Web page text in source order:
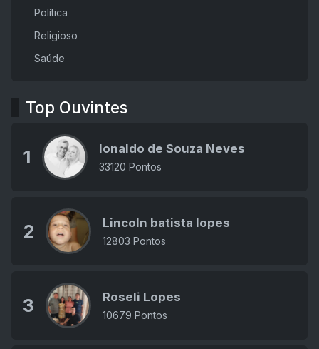
Política
Religioso
Saúde
Top Ouvintes
1 Ionaldo de Souza Neves
33120 Pontos
2 Lincoln batista lopes
12803 Pontos
3 Roseli Lopes
10679 Pontos